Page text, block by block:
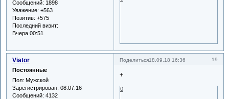
Сообщений: 1898
Уважение: +563
Позитив: +575
Последний визит:
Вчера 00:51
Поделиться 19
18.09.18 16:36
Viator
Постоянные
Пол: Мужской
Зарегистрирован: 08.07.16
Сообщений: 4132
+
0